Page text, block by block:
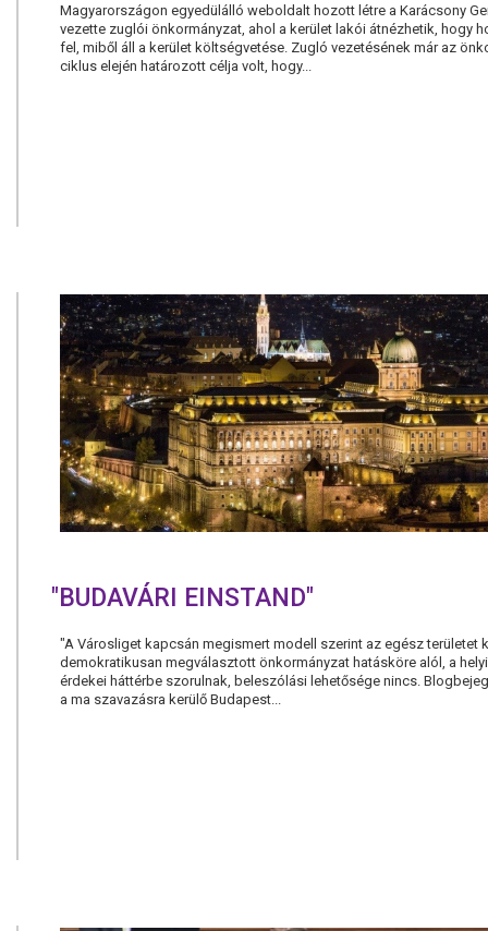
Magyarországon egyedülálló weboldalt hozott létre a Karácsony
vezette zuglói önkormányzat, ahol a kerület lakói átnézhetik, hogy
fel, miből áll a kerület költségvetése. Zugló vezetésének már az
ciklus elején határozott célja volt, hogy...
"BUDAVÁRI EINSTAND"
"A Városliget kapcsán megismert modell szerint az egész területet
demokratikusan megválasztott önkormányzat hatásköre alól, a
érdekei háttérbe szorulnak, beleszólási lehetősége nincs.
a ma szavazásra kerülő Budapest...